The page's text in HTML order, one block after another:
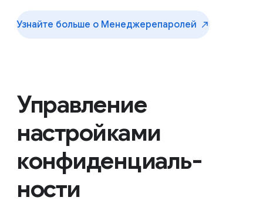
Узнайте больше о Менеджерепаролей
Управление
настройками
конфиденциаль­
ности